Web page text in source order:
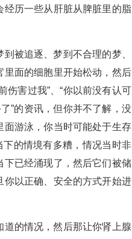
历一些从肝脏从脾脏里的脂
被追逐、梦到不合理的梦、
面的细胞里开始松动，然后
伤害过我”、“你以前没有认可
”的资讯，但你并不了解，没
游泳，你当时可能处于生存
下的情境有多糟，情况当时非
已经涌现了，然后它们被储
以正确、安全的方式开始进
的情况，然后那让你肾上腺